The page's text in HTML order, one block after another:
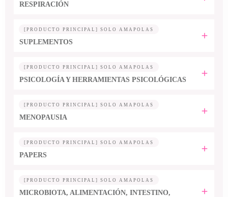
RESPIRACIÓN
[PRODUCTO PRINCIPAL] SOLO AMAPOLAS
SUPLEMENTOS
[PRODUCTO PRINCIPAL] SOLO AMAPOLAS
PSICOLOGÍA Y HERRAMIENTAS PSICOLÓGICAS
[PRODUCTO PRINCIPAL] SOLO AMAPOLAS
MENOPAUSIA
[PRODUCTO PRINCIPAL] SOLO AMAPOLAS
PAPERS
[PRODUCTO PRINCIPAL] SOLO AMAPOLAS
MICROBIOTA, ALIMENTACIÓN, INTESTINO,